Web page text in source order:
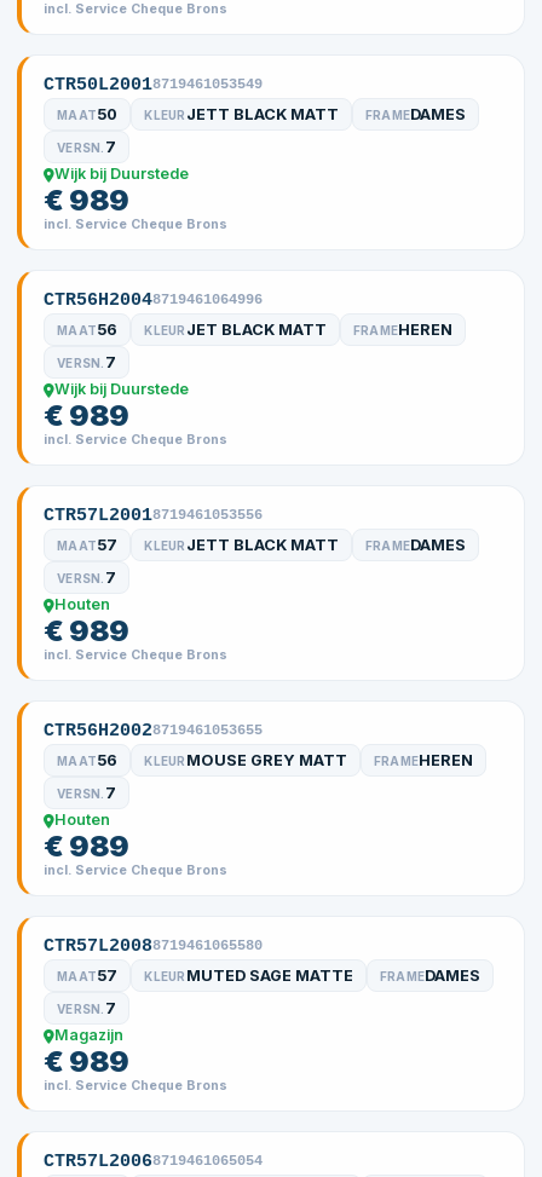
incl. Service Cheque Brons
CTR50L20018719461053549
MAAT50 KLEUR JETT BLACK MATT FRAMEDAMES
VERSN. 7
Wijk bij Duurstede
€ 989
incl. Service Cheque Brons
CTR56H20048719461064996
MAAT56 KLEUR JET BLACK MATT FRAMEHEREN
VERSN. 7
Wijk bij Duurstede
€ 989
incl. Service Cheque Brons
CTR57L20018719461053556
MAAT57 KLEUR JETT BLACK MATT FRAMEDAMES
VERSN. 7
Houten
€ 989
incl. Service Cheque Brons
CTR56H20028719461053655
MAAT56 KLEUR MOUSE GREY MATT FRAMEHEREN
VERSN. 7
Houten
€ 989
incl. Service Cheque Brons
CTR57L20088719461065580
MAAT57 KLEUR MUTED SAGE MATTE FRAMEDAMES
VERSN. 7
Magazijn
€ 989
incl. Service Cheque Brons
CTR57L20068719461065054